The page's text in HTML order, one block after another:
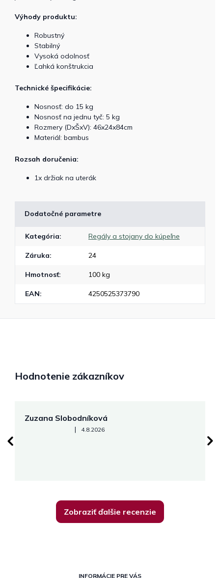
Výhody produktu:
Robustný
Stabilný
Vysoká odolnosť
Ľahká konštrukcia
Technické špecifikácie:
Nosnosť: do 15 kg
Nosnosť na jednu tyč: 5 kg
Rozmery (DxŠxV): 46x24x84cm
Materiál: bambus
Rozsah doručenia:
1x držiak na uterák
Dodatočné parametre
Kategória: Regály a stojany do kúpeľne
Záruka: 24
Hmotnosť: 100 kg
EAN: 4250525373790
Hodnotenie zákazníkov
Zuzana Slobodníková
Hodnotenie obchodu je 5 z 5 hviezdičiek.
| 4.8.2026
Zobraziť ďalšie recenzie
INFORMÁCIE PRE VÁS